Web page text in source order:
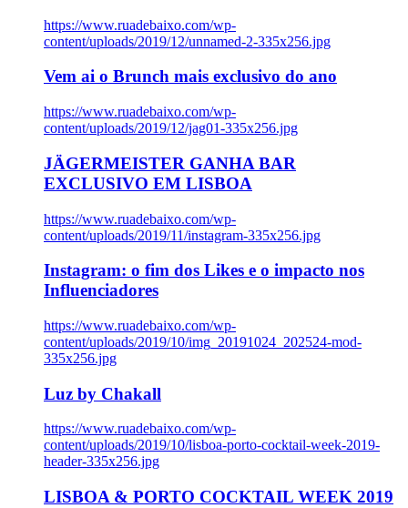
https://www.ruadebaixo.com/wp-
content/uploads/2019/12/unnamed-2-335x256.jpg
Vem ai o Brunch mais exclusivo do ano
https://www.ruadebaixo.com/wp-
content/uploads/2019/12/jag01-335x256.jpg
JÄGERMEISTER GANHA BAR
EXCLUSIVO EM LISBOA
https://www.ruadebaixo.com/wp-
content/uploads/2019/11/instagram-335x256.jpg
Instagram: o fim dos Likes e o impacto nos
Influenciadores
https://www.ruadebaixo.com/wp-
content/uploads/2019/10/img_20191024_202524-mod-
335x256.jpg
Luz by Chakall
https://www.ruadebaixo.com/wp-
content/uploads/2019/10/lisboa-porto-cocktail-week-2019-
header-335x256.jpg
LISBOA & PORTO COCKTAIL WEEK 2019